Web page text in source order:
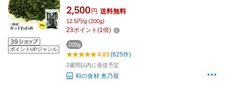
ポイントUPジャンル
入り国産 乾燥 無添加 カットワカメ
2,500 円 送料無料
12.5円/g (200g)
23ポイント (1倍)
200g
4.83(625件)
2週間以内に発送予定
和の食材 奥乃屋